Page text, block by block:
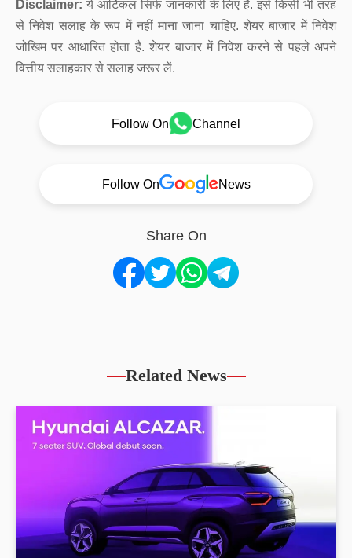
Disclaimer: ये आर्टिकल सिर्फ जानकारी के लिए है. इसे किसी भी तरह
से निवेश सलाह के रूप में नहीं माना जाना चाहिए. शेयर बाजार में निवेश
जोखिम पर आधारित होता है. शेयर बाजार में निवेश करने से पहले अपने
वित्तीय सलाहकार से सलाह जरूर लें.
Follow On Channel
Follow On News
Share On
Related News